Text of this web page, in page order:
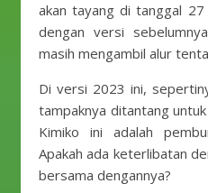
akan tayang di tanggal
dengan versi
masih mengambil alur
Di versi 2023 ini,
tampaknya ditantang
Kimiko ini adalah
Apakah ada keterlibatan
bersama dengannya?